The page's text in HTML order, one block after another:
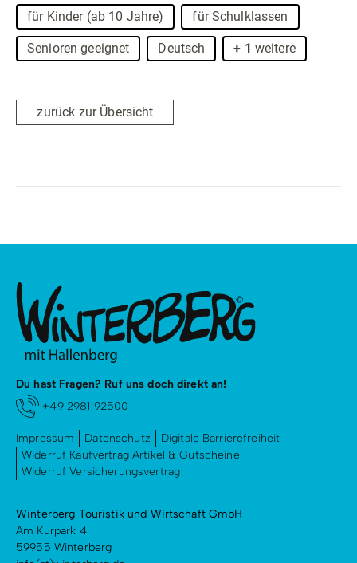
für Kinder (ab 10 Jahre) für Schulklassen
Senioren geeignet Deutsch + 1 weitere
zurück zur Übersicht
Du hast Fragen? Ruf uns doch direkt an!
+49 2981 92500
Impressum Datenschutz
Digitale Barrierefreiheit
Widerruf Kaufvertrag Artikel & Gutscheine
Widerruf Versicherungsvertrag
Winterberg Touristik und Wirtschaft GmbH
Am Kurpark 4
59955 Winterberg